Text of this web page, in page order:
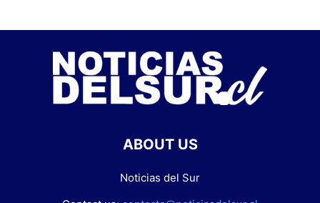
ABOUT US
Noticias del Sur